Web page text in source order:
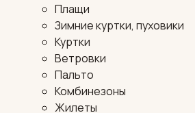
Плащи
Зимние куртки, пуховики
Куртки
Ветровки
Пальто
Комбинезоны
Жилеты